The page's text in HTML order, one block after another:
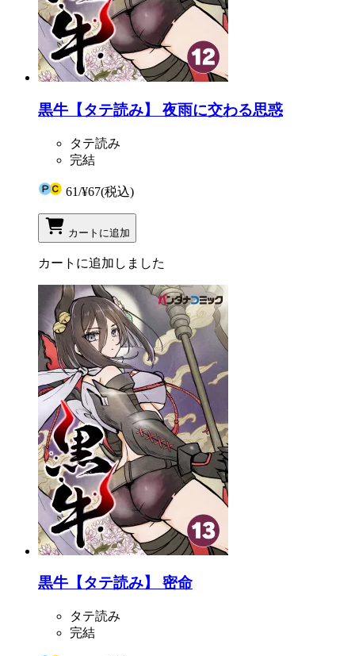
黒牛【タテ読み】 夜雨に交わる思惑
タテ読み
完結
61/¥67(税込)
カートに追加
カートに追加しました
黒牛【タテ読み】 密命
タテ読み
完結